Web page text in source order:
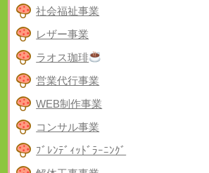
社会福祉事業
レザー事業
ラオス珈琲
営業代行事業
WEB制作事業
コンサル事業
ﾌﾞﾚﾝﾃﾞｨｯﾄﾞﾗｰﾆﾝｸﾞ